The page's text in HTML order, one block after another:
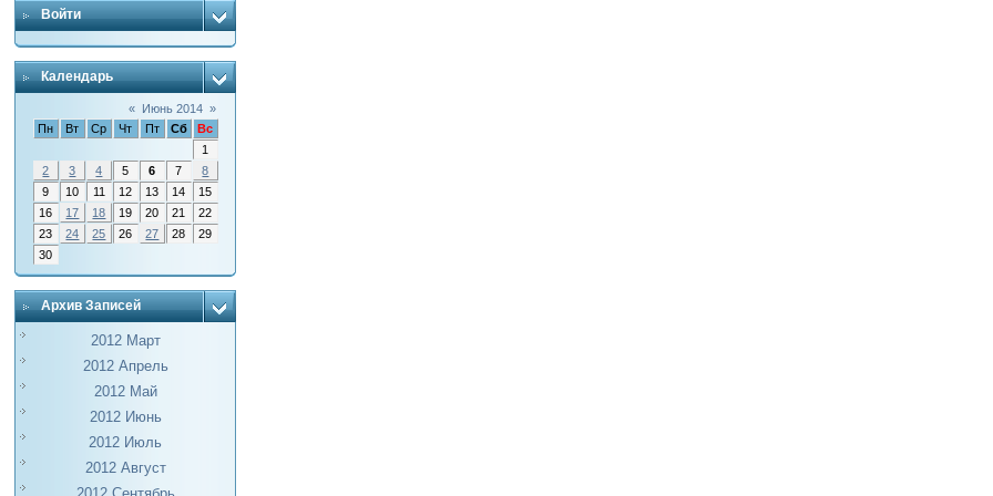
Войти
Календарь
« Июнь 2014 »
Пн
Вт Ср Чт Пт Сб
Вс
1
2
3 4 5 6 7
8
9
10 11 12 13 14
15
16
17 18 19 20 21
22
23
24 25 26 27 28
29
30
Архив Записей
2012 Март
2012 Апрель
2012 Май
2012 Июнь
2012 Июль
2012 Август